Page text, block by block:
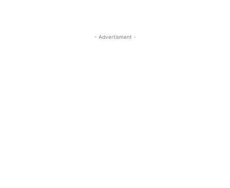
- Advertisment -